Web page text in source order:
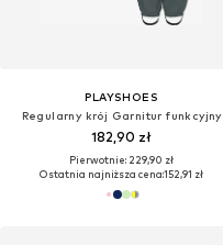
PLAYSHOES
Regularny krój Garnitur funkcyjny
182,90 zł
Pierwotnie: 229,90 zł
Ostatnia najniższa cena:152,91 zł